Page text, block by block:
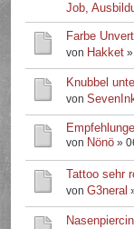
Job,
Farbe
von Hakket
Knubbel
von
von Nönö »
Tattoo sehr
vonG3neral